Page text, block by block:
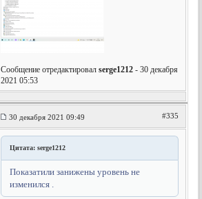
Сообщение отредактировалserge1212 - 30 декабря
2021 05:53
30 декабря 2021 09:49 #335
Цитата: serge1212
Показатили занижены уровень не
изменился .